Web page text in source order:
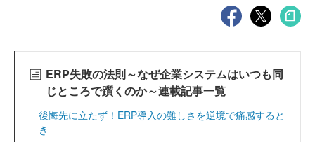
ERP失敗の法則～なぜ企業システムはいつも同
じところで躓くのか～連載記事一覧
後悔先に立たず！ERP導入の難しさを逆境で痛感すると
き